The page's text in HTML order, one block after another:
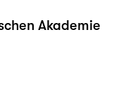
Akademie